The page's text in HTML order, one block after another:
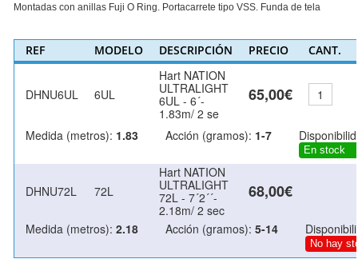
Montadas con anillas Fuji O Ring. Portacarrete tipo VSS. Funda de tela
REF MODELO DESCRIPCIÓN PRECIO CANT.
DHNU6UL 6UL
Hart NATION
ULTRALIGHT
6UL - 6´-
1.83m/ 2 se
65,00€
Medida (metros): 1.83 Acción (gramos): 1-7
En stock
DHNU72L 72L
Hart NATION
ULTRALIGHT
72L - 7´2´´-
2.18m/ 2 sec
68,00€
Medida (metros): 2.18 Acción (gramos): 5-14
No hay